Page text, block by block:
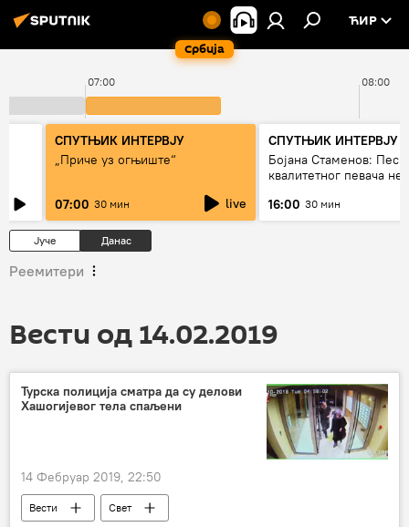
Србија
ЋИР
07:00 08:00
СПУТЊИК ИНТЕРВЈУ
„Приче уз огњиште“
07:00 30 мин live
СПУТЊИК ИНТЕРВЈУ
Бојана Стаменов:
квалитетног певача
16:00 30 мин
Јуче Данас
Реемитери
Вести од 14.02.2019
Турска полиција сматра да су делови
Хашогијевог тела спаљени
14 Фебруар 2019, 22:50
Вести Свет